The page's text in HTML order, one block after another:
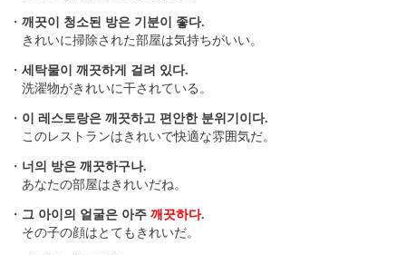
・ 깨끗이 청소된 방은 기분이 좋다.
きれいに掃除された部屋は気持ちがいい。
・ 세탁물이 깨끗하게 걸려 있다.
洗濯物がきれいに干されている。
・ 이 레스토랑은 깨끗하고 편안한 분위기이다.
このレストランはきれいで快適な雰囲気だ。
・ 너의 방은 깨끗하구나.
あなたの部屋はきれいだね。
・ 그 아이의 얼굴은 아주 깨끗하다.
その子の顔はとてもきれいだ。